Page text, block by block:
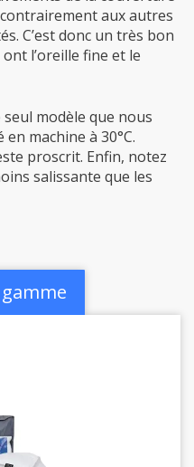
aux autres
C’est donc un très bon
l’oreille fine et le
seul modèle que nous
machine à 30°C.
proscrit. Enfin, notez
salissante que les